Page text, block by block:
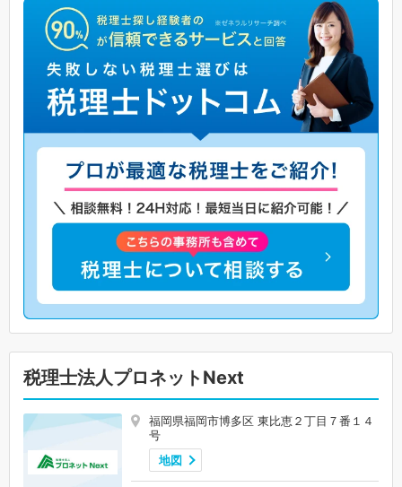
税理士法人プロネットNext
福岡県福岡市博多区 東比恵２丁目７番１４
号
地図